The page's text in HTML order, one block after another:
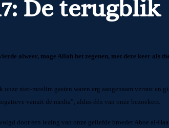
De terugblik
alweer, moge Allah het zegenen, met deze keer als
niet-moslim gasten waren erg aangenaam verrast en
vanuit de media”, aldus één van onze bezoekers.
door een lezing van onze geliefde broeder Aboe al-